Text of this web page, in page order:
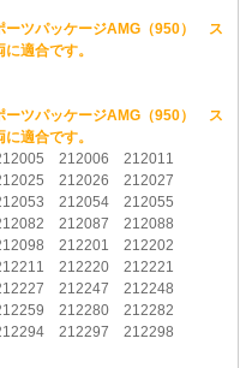
ーツパッケージAMG（950） ス
適合です。
ーツパッケージAMG（950） ス
適合です。
212006 212011
212026 212027
212054 212055
212087 212088
212201 212202
212220 212221
212247 212248
212280 212282
212297 212298